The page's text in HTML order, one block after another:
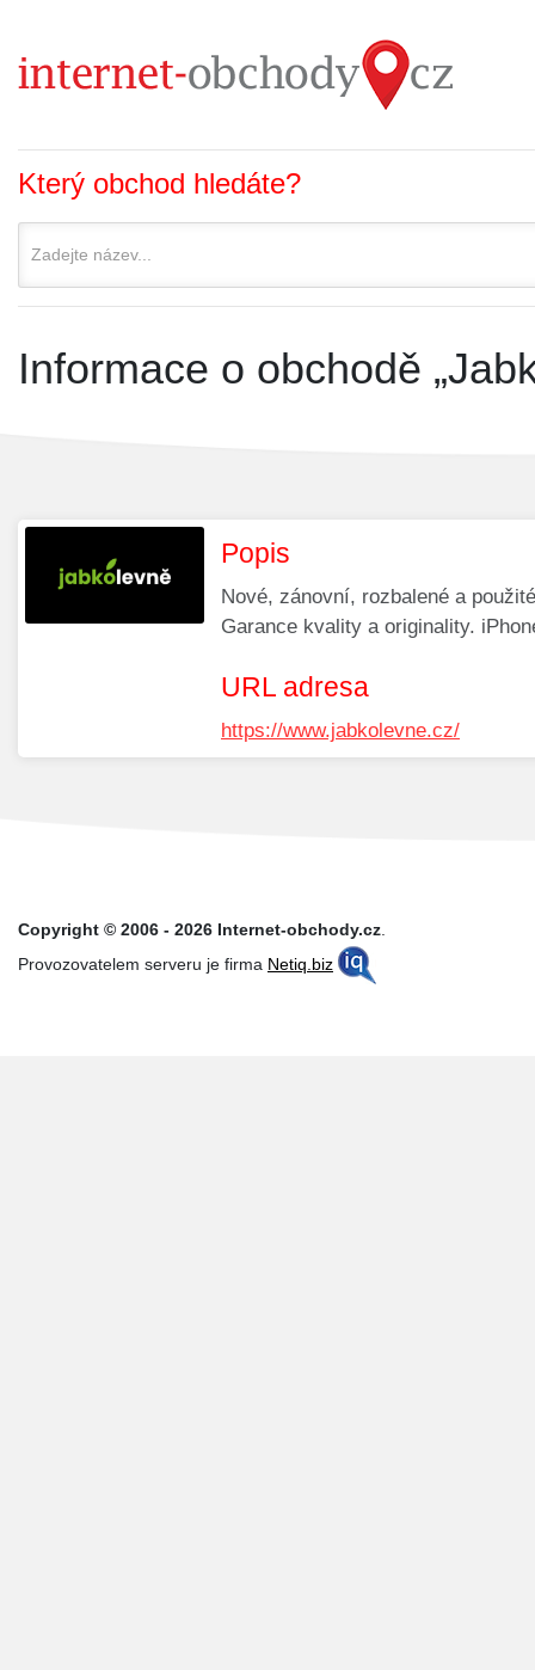
Který obchod hledáte?
Informace o obchodě
Popis
Nové, zánovní, rozbalené a
Garance kvality a originality.
URL adresa
https://www.jabkolevne.cz/
Copyright © 2006 - 2026 Internet-obchody.cz.
Provozovatelem serveru je firma Netiq.biz